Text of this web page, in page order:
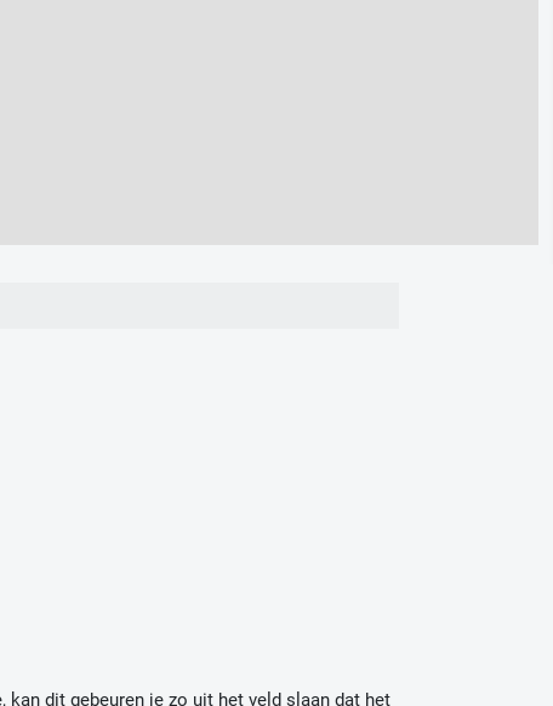
dit gebeuren je zo uit het veld slaan dat het